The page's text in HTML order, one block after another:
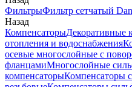
ФильтрыФильтр сетчатый
Назад
КомпенсаторыДекоративные
отопления и водоснабжения
осевые многослойные с
фланцамиМногослойные
компенсаторыКомпенсаторы